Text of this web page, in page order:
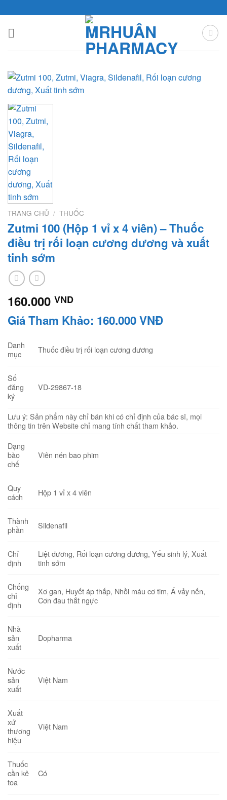
to
content
TRANG CHỦ / THUỐC
Zutmi 100 (Hộp 1 vỉ x 4 viên) – Thuốc
điều trị rối loạn cương dương và xuất
tinh sớm
160.000 VND
Giá Tham Khảo: 160.000 VNĐ
Danh
mục
Thuốc điều trị rối loạn cương dương
Số
đăng
ký
VD-29867-18
Lưu ý: Sản phẩm này chỉ bán khi có chỉ định của bác sĩ, mọi
thông tin trên Website chỉ mang tính chất tham khảo.
Dạng
bào
chế
Viên nén bao phim
Quy
cách
Hộp 1 vỉ x 4 viên
Thành
phần
Sildenafil
Chỉ
định
Liệt dương, Rối loạn cương dương, Yếu sinh lý, Xuất
tinh sớm
Chống
chỉ
định
Xơ gan, Huyết áp thấp, Nhồi máu cơ tim, Á vảy nến,
Cơn đau thắt ngực
Nhà
sản
xuất
Dopharma
Nước
sản
xuất
Việt Nam
Xuất
xứ
thương
hiệu
Việt Nam
Thuốc
cần kê
toa
Có